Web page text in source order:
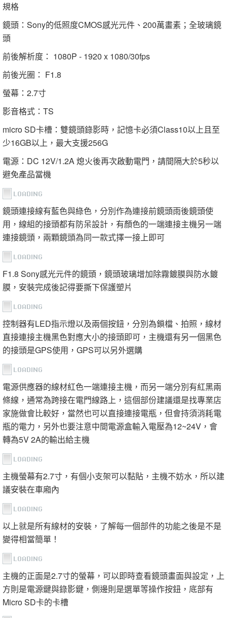
規格
鏡頭：Sony的低照度CMOS感光元件、200萬畫素；全玻璃鏡
頭
前後解析度： 1080P - 1920 x 1080/30fps
前後光圈： F1.8
螢幕：2.7寸
影音格式：TS
micro SD卡槽：雙鏡頭錄影時，記憶卡必須Class10以上且至
少16GB以上，最大支援256G
電源：DC 12V/1.2A 熄火後再次啟動電門，請間隔大於5秒以
避免產品當機
鏡頭連接線有藍色與綠色，分別作為連接前鏡頭雨後鏡頭使
用，線組的接頭都有防呆設計，有顏色的一端連接主機另一端
連接鏡頭，兩顆鏡頭為同一款式擇一接上即可
F1.8 Sony感光元件的鏡頭，鏡頭玻璃增加除霧鍍膜與防水鍍
膜，安裝完成後記得要撕下保護塑片
控制器有LED指示燈以及兩個按鈕，分別為鎖檔、拍照，線材
直接連接主機黑色對應大小的接頭即可，主機還有另一個黑色
的接頭是GPS使用，GPS可以另外選購
電源供應器的線材紅色一端連接主機，而另一端分別有紅黑兩
條線，通常為跨接在電門線路上，這個部份建議還是找專業店
家施做會比較好，當然也可以直接連接電瓶，但會持須消耗電
瓶的電力，另外也要注意中間電源盒輸入電壓為12~24V，會
轉為5V 2A的輸出給主機
主機螢幕有2.7寸，有個小支架可以黏貼，主機不妨水，所以建
議安裝在車廂內
以上就是所有線材的安裝，了解每一個部件的功能之後是不是
變得相當簡單！
主機的正面是2.7寸的螢幕，可以即時查看鏡頭畫面與設定，上
方則是電源鍵與錄影鍵，側邊則是選單等操作按鈕，底部有
Micro SD卡的卡槽